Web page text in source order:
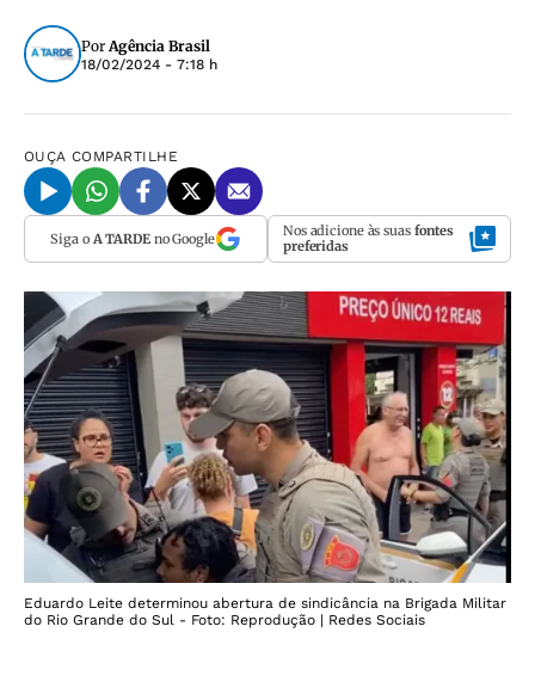
PorAgência Brasil
18/02/2024 - 7:18 h
OUÇA COMPARTILHE
Siga o A TARDEno Google Nos adicione às suas fontes
preferidas
Eduardo Leite determinou abertura de sindicância na Brigada Militar
do Rio Grande do Sul - Foto: Reprodução | Redes Sociais